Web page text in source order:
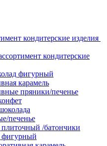
кондитерские изделия
кондитерские
фигурный
карамель
пряники/печенье
печенье
/батончики
фигурный